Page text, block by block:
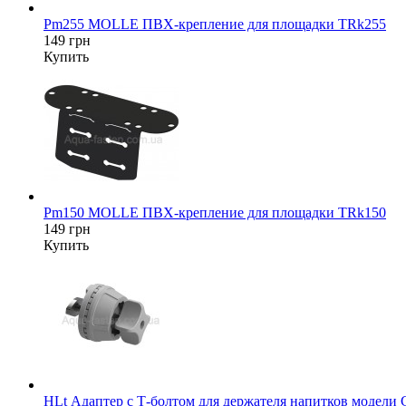
Pm255 MOLLE ПВХ-крепление для площадки TRk255
149 грн
Купить
Pm150 MOLLE ПВХ-крепление для площадки TRk150
149 грн
Купить
HLt Адаптер c Т-болтом для держателя напитков модели